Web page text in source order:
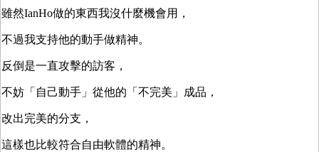
雖然IanHo做的東西我沒什麼機會用，
不過我支持他的動手做精神。
反倒是一直攻擊的訪客，
不妨「自己動手」從他的「不完美」成品，
改出完美的分支，
這樣也比較符合自由軟體的精神。